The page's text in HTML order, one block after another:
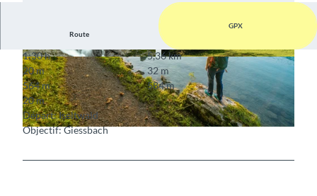
© Interlaken Tourismus / Mike Kaufmann
© Interlaken Tourismus © Interlaken Tourismus
Route
GPX
1:30 h
5,36 km
20 m
32 m
564 m
584 m
20 m
Départ: Iseltwald
Objectif: Giessbach